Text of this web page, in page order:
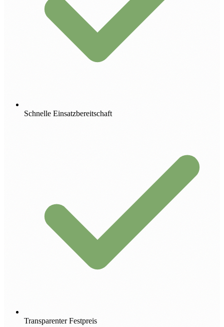
Schnelle Einsatzbereitschaft
Transparenter Festpreis